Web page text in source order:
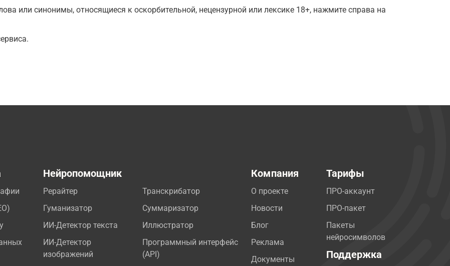
или синонимы, относящиеся к оскорбительной, нецензурной или лексике 18+, нажмите справа на
Нейропомощник
Рерайтер
Гуманизатор
ИИ-Детектор текста
ИИ-Детектор
изображений
Транскрибатор
Суммаризатор
Иллюстратор
Программный интерфейс
(API)
Компания
О проекте
Новости
Блог
Реклама
Документы
Тарифы
ПРО-аккаунт
ПРО-пакет
Пакеты
нейросимволов
Поддержка